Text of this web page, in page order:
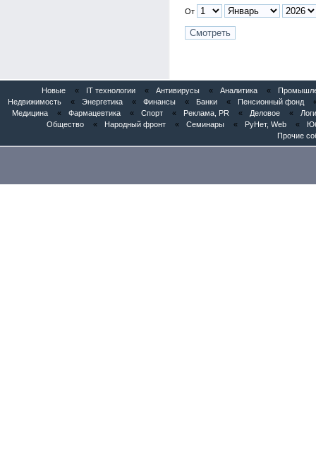
От
Новые « IT технологии « Антивирусы « Аналитика «
Недвижимость
« Энергетика « Финансы « Банки « Пенсионный фонд
Медицина
« Фармацевтика « Спорт « Реклама, PR « Деловое «
Общество
« Народный фронт « Семинары « РуНет, Web «
Прочие